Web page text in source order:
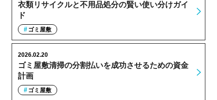
衣類リサイクルと不用品処分の賢い使い分けガイ
ド
ゴミ屋敷
ゴミ屋敷清掃の分割払いを成功させるための資金
計画
2026.02.20
ゴミ屋敷